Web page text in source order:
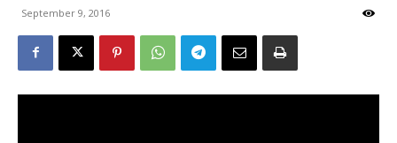
September 9, 2016